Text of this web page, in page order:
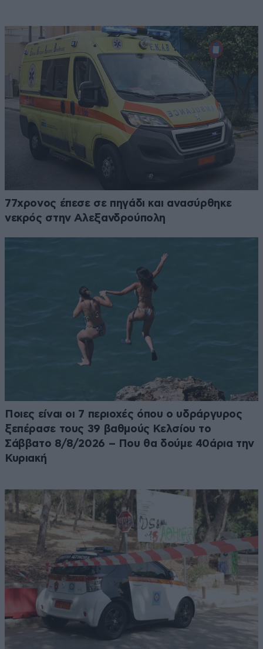
77χρονος έπεσε σε πηγάδι και ανασύρθηκε
νεκρός στην Αλεξανδρούπολη
Ποιες είναι οι 7 περιοχές όπου ο υδράργυρος
ξεπέρασε τους 39 βαθμούς Κελσίου το
Σάββατο 8/8/2026 – Που θα δούμε 40άρια την
Κυριακή